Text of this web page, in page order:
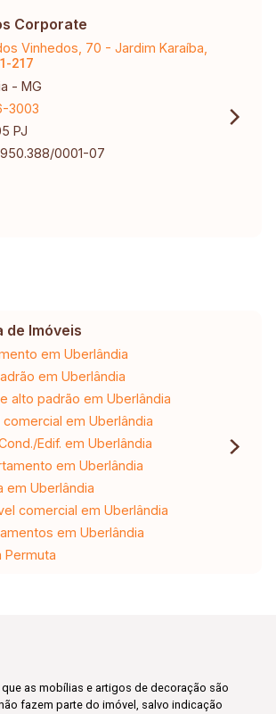
quem busca alto padrão,
localização privilegiada dentro de
mais valorizados da
Corporate
Vinhedos, 70 - Jardim Karaíba,
217
- MG
3003
PJ
0001-07
de Imóveis
em Uberlândia
em Uberlândia
alto padrão em Uberlândia
em Uberlândia
Edif. em Uberlândia
em Uberlândia
em Uberlândia
comercial em Uberlândia
em Uberlândia
Permuta
as mobílias e artigos de decoração são
fazem parte do imóvel, salvo indicação